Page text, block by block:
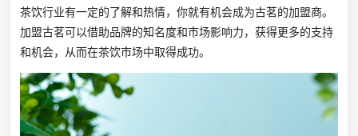
茶饮行业有一定的了解和热情，你就有机会成为古茗的加盟商。
加盟古茗可以借助品牌的知名度和市场影响力，获得更多的支持
和机会，从而在茶饮市场中取得成功。